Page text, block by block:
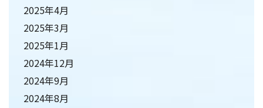
2025年4月
2025年3月
2025年1月
2024年12月
2024年9月
2024年8月